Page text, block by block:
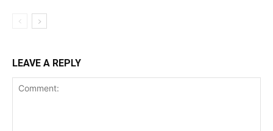
LEAVE A REPLY